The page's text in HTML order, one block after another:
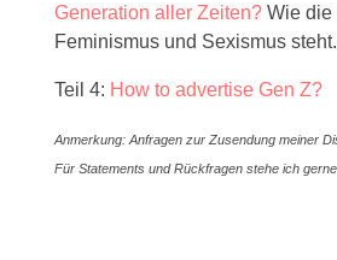
Generation aller Zeiten? Wie die
Feminismus und Sexismus steht.
Teil 4: How to advertise Gen Z?
Anmerkung: Anfragen zur Zusendung meiner
Für Statements und Rückfragen stehe ich